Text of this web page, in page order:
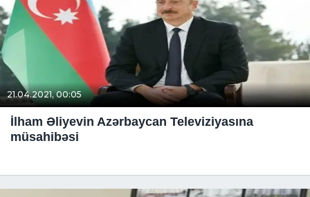
21.04.2021, 00:05
İlham Əliyevin Azərbaycan Televiziyasına
müsahibəsi